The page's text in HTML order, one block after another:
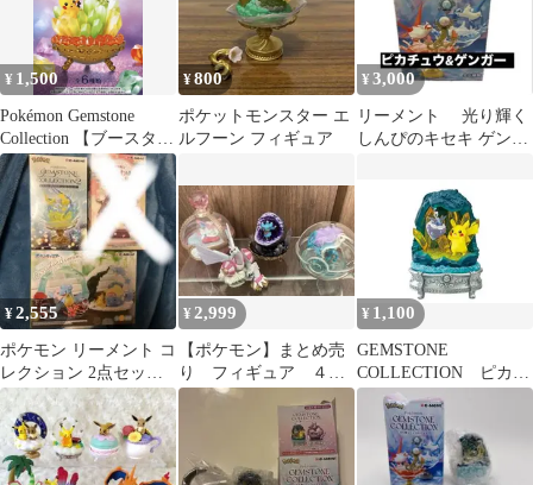
¥ 1,500
Pokémon Gemstone
Collection 【ブースタ
ー】
¥800
ポケットモンスター エ
ルフーン フィギュア
¥ 3,000
リーメント 光り輝く
しんぴのキセキ ゲンガ
¥2,555
ポケモン リーメント コ
レクション 2点セット
トゲキッス ハクリュー
¥ 2,999
【ポケモン】まとめ売
り フィギュア ４個
セット
¥ 1,100
GEMSTONE
COLLECTION ピカチ
ュウ&メレシー